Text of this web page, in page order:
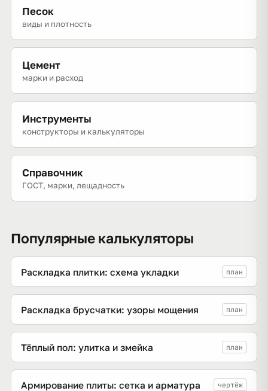
Песок
виды и плотность
Цемент
марки и расход
Инструменты
конструкторы и калькуляторы
Справочник
ГОСТ, марки, лещадность
Популярные калькуляторы
Раскладка плитки: схема укладки план
Раскладка брусчатки: узоры мощения план
Тёплый пол: улитка и змейка план
Армирование плиты: сетка и арматура чертёж